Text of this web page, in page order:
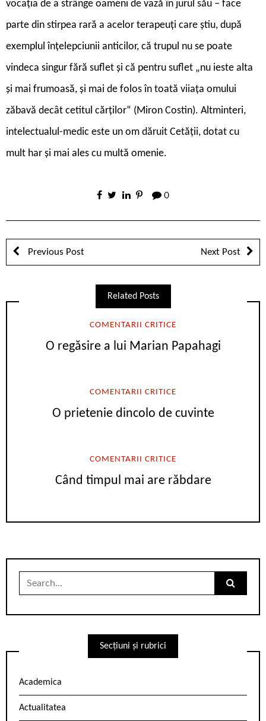
vocația de a strânge oameni de vază în jurul său – face
parte din stirpea rară a acelor terapeuți care știu, după
exemplul înțelepciunii anticilor, că trupul nu se poate
vindeca singur fără suflet și că pentru suflet „nu ieste alta
și mai frumoasă, și mai de folos în toată viiața omului
zăbavă decât cetitul cărților“ (Miron Costin). Altminteri,
intelectualul-medic este un om dăruit Cetății, dotat cu
mult har și mai ales cu multă omenie.
0
Previous Post Next Post
Related Posts
COMENTARII CRITICE
O regăsire a lui Marian Papahagi
COMENTARII CRITICE
O prietenie dincolo de cuvinte
COMENTARII CRITICE
Când timpul mai are răbdare
Search
Secțiuni și rubrici
Academica
Actualitatea